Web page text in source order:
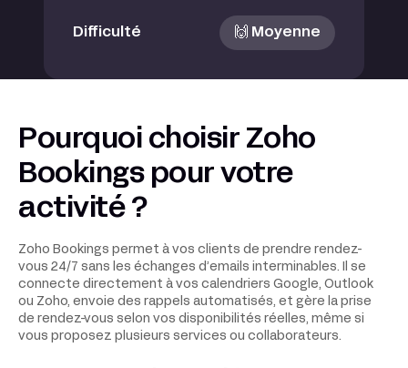
Difficulté 🙌 Moyenne
Pourquoi choisir Zoho
Bookings pour votre
activité ?
Zoho Bookings permet à vos clients de prendre rendez-
vous 24/7 sans les échanges d’emails interminables. Il se
connecte directement à vos calendriers Google, Outlook
ou Zoho, envoie des rappels automatisés, et gère la prise
de rendez-vous selon vos disponibilités réelles, même si
vous proposez plusieurs services ou collaborateurs.